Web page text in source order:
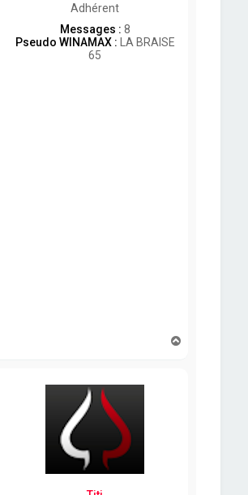
Adhérent
Messages : 8
Pseudo WINAMAX : LA BRAISE
65